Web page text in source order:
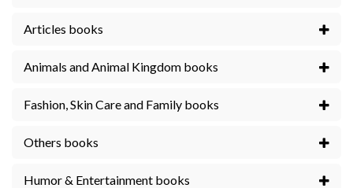
Articles books
Animals and Animal Kingdom books
Fashion, Skin Care and Family books
Others books
Humor & Entertainment books